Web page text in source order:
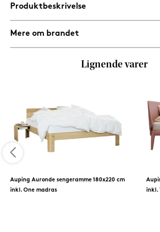
Produktbeskrivelse
Mere om brandet
Lignende varer
Auping Auronde sengeramme 180x220 cm
inkl. One madras
inkl.